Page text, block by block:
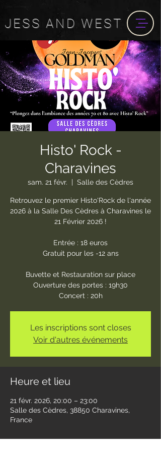
JESSAND WEST
Histo' Rock -
Charavines
sam. 21 févr.
  |
Salle des Cèdres
Retrouvez le premier Histo'Rock de l'année
2026 à la Salle Des Cèdres à Charavines le
21 Février 2026 !
Entrée : 18 euros
Gratuit pour les -12 ans
Buvette et Restauration sur place
Ouverture des portes : 19h30
Concert : 20h
Les inscriptions sont closes
Voir d'autres événements
Heure et lieu
21 févr. 2026, 20:00 – 23:00
Salle des Cèdres, 38850 Charavines,
France